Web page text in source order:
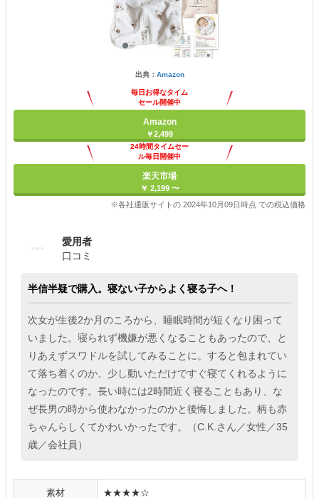
出典： Amazon
毎日お得なタイム
セール開催中
Amazon
￥2,499
24時間タイムセー
ル毎日開催中
楽天市場
￥ 2,199 〜
※各社通販サイトの 2024年10月09日時点 での税込価格
愛用者
口コミ
半信半疑で購入。寝ない子からよく寝る子へ！
次女が生後2か月のころから、睡眠時間が短くなり困って
いました。寝られず機嫌が悪くなることもあったので、と
りあえずスワドルを試してみることに。すると包まれてい
て落ち着くのか、少し動いただけですぐ寝てくれるように
なったのです。長い時には2時間近く寝ることもあり、な
ぜ長男の時から使わなかったのかと後悔しました。柄も赤
ちゃんらしくてかわいかったです。（C.K.さん／女性／35
歳／会社員）
素材 ★★★★☆